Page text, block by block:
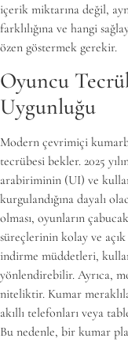
içerik miktarına değil,
farklılığına ve hangi
özen göstermek gerekir.
Oyuncu
Uygunluğu
Modern çevrimiçi
tecrübesi bekler. 2025
arabiriminin (UI) ve
kurgulandığına dayalı
olması, oyunların
süreçlerinin kolay ve açık
indirme müddetleri,
yönlendirebilir. Ayrıca,
niteliktir. Kumar
akıllı telefonları veya
Bu nedenle, bir kumar